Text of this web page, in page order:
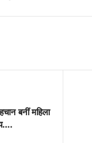
बनीं महिला